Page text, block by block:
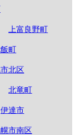
上富良野町
町
北区
北竜町
伊達市
市南区